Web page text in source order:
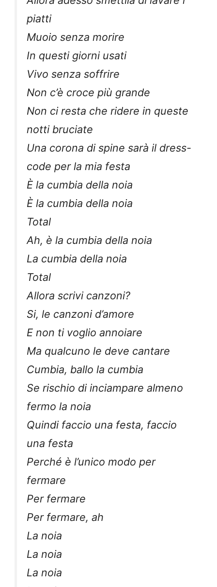
piatti
Muoio senza morire
In questi giorni usati
Vivo senza soffrire
Non c’è croce più grande
Non ci resta che ridere in queste
notti bruciate
Una corona di spine sarà il dress-
code per la mia festa
È la cumbia della noia
È la cumbia della noia
Total
Ah, è la cumbia della noia
La cumbia della noia
Total
Allora scrivi canzoni?
Si, le canzoni d’amore
E non ti voglio annoiare
Ma qualcuno le deve cantare
Cumbia, ballo la cumbia
Se rischio di inciampare almeno
fermo la noia
Quindi faccio una festa, faccio
una festa
Perché è l’unico modo per
fermare
Per fermare
Per fermare, ah
La noia
La noia
La noia